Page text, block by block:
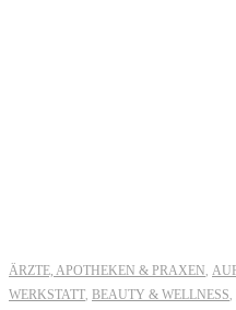
ÄRZTE, APOTHEKEN & PRAXEN,
WERKSTATT, BEAUTY & WELLNESS,